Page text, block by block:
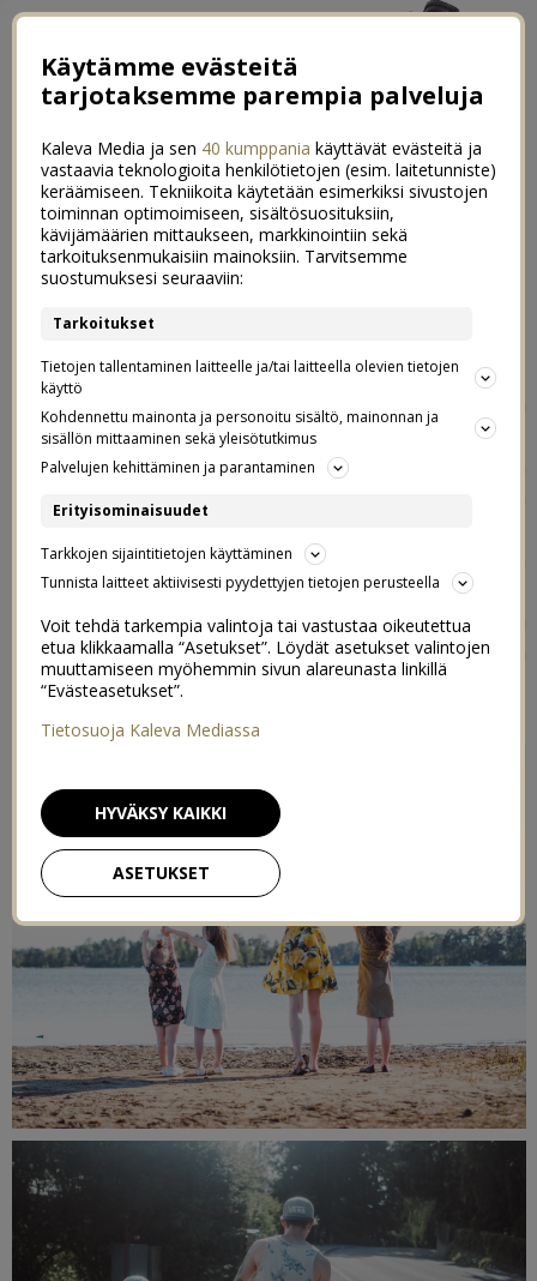
Kesäsuunnitelmat 2021 & kesän
bucket list
Viime vuonna tein ”Poikkeuskesän bucket list” -nimisen
postauksen, itse asiassa melkein tasan vuosi sitten,
14.5.2020. En oikeasti silloin voinut kuvitellakaan, että
tänä kesänä ollaan edelleen rajoitusten alla ainakin
alkukesä. Voihan se olla, että loppukesästä tilanne on jo
paljon parempi ja päästäisiin kenties juhlimaan vaikka
mun ja Oton yhteiset kolmekymppiset meidän pihalla,
kun Otolta jäi viime kesänä pitämättä ja musta olisi
mahtavaa ehkä pitää omat vielä ennen kuin vauva
syntyy. Mutta katsotaan miten tämä tästä etenee.
Käytämme evästeitä
tarjotaksemme parempia palveluja
Kaleva Media ja sen 40 kumppania käyttävät evästeitä ja
vastaavia teknologioita henkilötietojen (esim. laitetunniste)
keräämiseen. Tekniikoita käytetään esimerkiksi sivustojen
toiminnan optimoimiseen, sisältösuosituksiin,
kävijämäärien mittaukseen, markkinointiin sekä
tarkoituksenmukaisiin mainoksiin. Tarvitsemme
suostumuksesi seuraaviin:
Tarkoitukset
Tietojen tallentaminen laitteelle ja/tai laitteella olevien tietojen
käyttö
Kohdennettu mainonta ja personoitu sisältö, mainonnan ja
sisällön mittaaminen sekä yleisötutkimus
Palvelujen kehittäminen ja parantaminen
Erityisominaisuudet
Tarkkojen sijaintitietojen käyttäminen
Tunnista laitteet aktiivisesti pyydettyjen tietojen perusteella
Voit tehdä tarkempia valintoja tai vastustaa oikeutettua
etua klikkaamalla “Asetukset”. Löydät asetukset valintojen
muuttamiseen myöhemmin sivun alareunasta linkillä
“Evästeasetukset”.
Tietosuoja Kaleva Mediassa
ASETUKSET
HYVÄKSY KAIKKI